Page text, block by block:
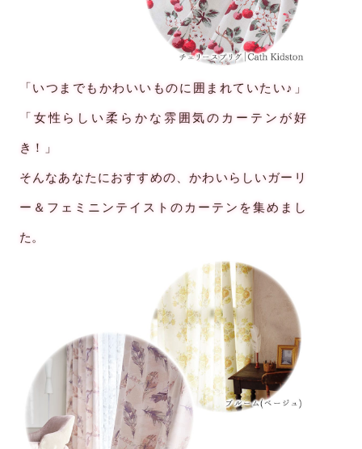
「いつまでもかわいいものに囲まれていたい♪」
「女性らしい柔らかな雰囲気のカーテンが好
き！」
そんなあなたにおすすめの、かわいらしいガーリ
ー＆フェミニンテイストのカーテンを集めまし
た。